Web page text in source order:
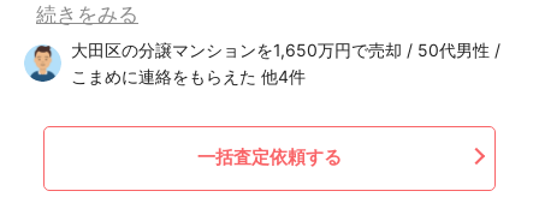
続きをみる
大田区の分譲マンションを1,650万円で売却 / 50代男性 /
こまめに連絡をもらえた 他4件
一括査定依頼する